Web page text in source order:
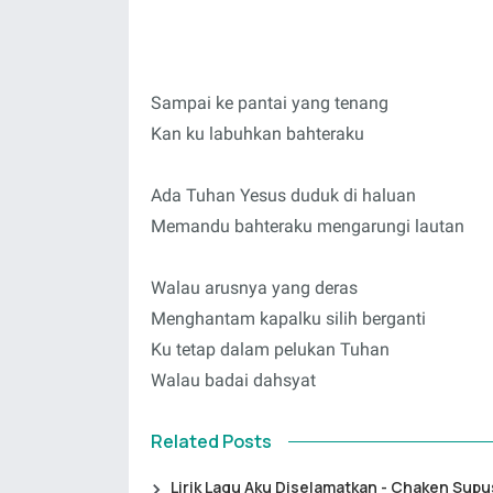
Sampai ke pantai yang tenang
Kan ku labuhkan bahteraku
Ada Tuhan Yesus duduk di haluan
Memandu bahteraku mengarungi lautan
Walau arusnya yang deras
Menghantam kapalku silih berganti
Ku tetap dalam pelukan Tuhan
Walau badai dahsyat
Related Posts
Lirik Lagu Aku Diselamatkan - Chaken